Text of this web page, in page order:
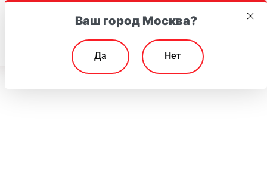
Ваш город Москва?
Да Нет